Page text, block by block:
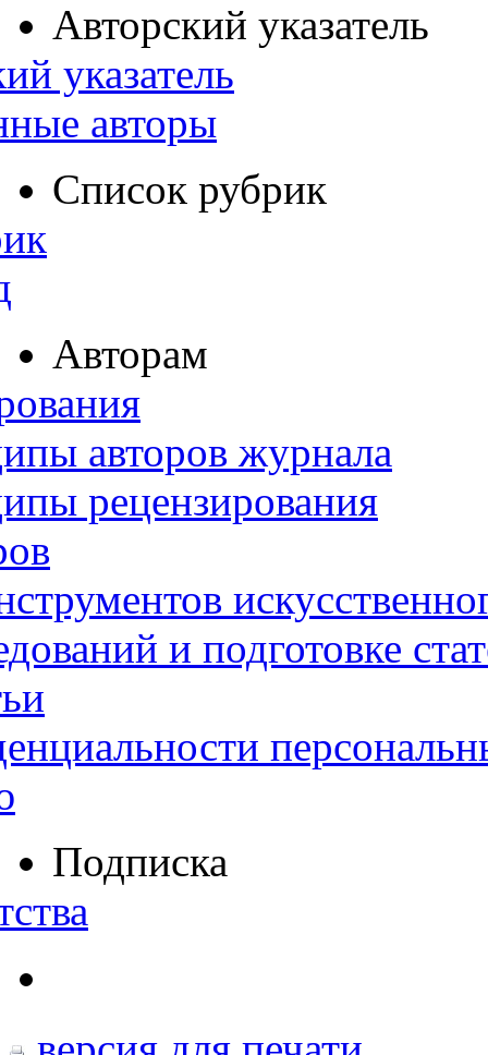
Авторский указатель
указатель
авторы
Список рубрик
Авторам
авторов журнала
рецензирования
и подготовке
Подписка